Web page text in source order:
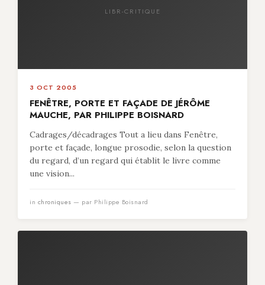
LIBR-CRITIQUE
3 OCT 2005
FENÊTRE, PORTE ET FAÇADE DE JÉRÔME
MAUCHE, PAR PHILIPPE BOISNARD
Cadrages/décadrages Tout a lieu dans Fenêtre,
porte et façade, longue prosodie, selon la question
du regard, d’un regard qui établit le livre comme
une vision...
in chroniques — par Philippe Boisnard